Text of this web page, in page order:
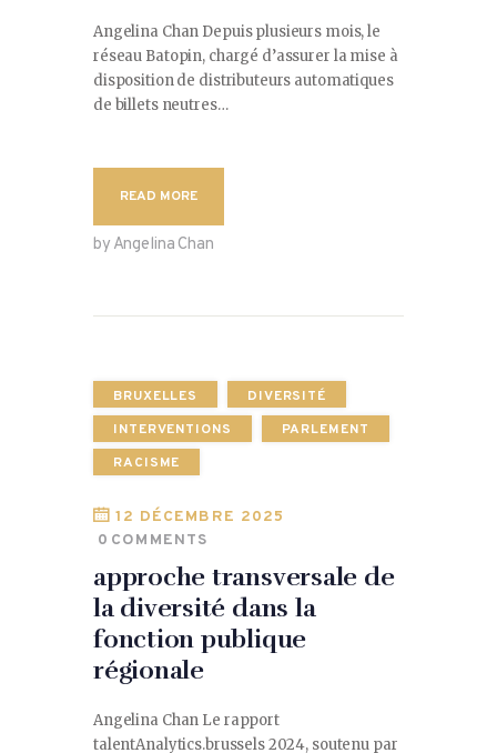
Angelina Chan Depuis plusieurs mois, le
réseau Batopin, chargé d’assurer la mise à
disposition de distributeurs automatiques
de billets neutres…
READ MORE
by Angelina Chan
BRUXELLES
DIVERSITÉ
INTERVENTIONS
PARLEMENT
RACISME
12 DÉCEMBRE 2025
0 COMMENTS
approche transversale de
la diversité dans la
fonction publique
régionale
Angelina Chan Le rapport
talentAnalytics.brussels 2024, soutenu par